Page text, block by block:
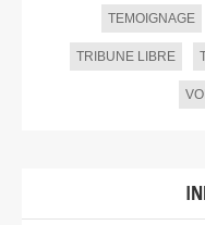
TEMOIGNAGE
TRIBUNE LIBRE